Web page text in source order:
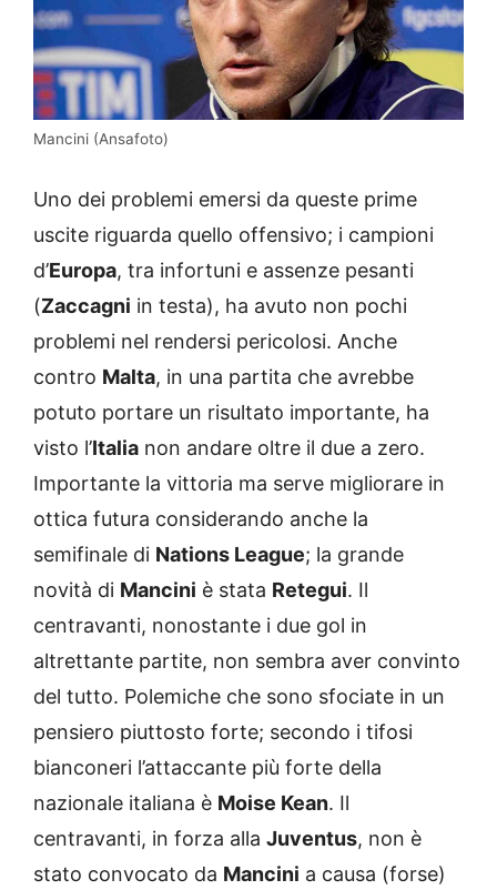
Mancini (Ansafoto)
Uno dei problemi emersi da queste prime
uscite riguarda quello offensivo; i campioni
d’Europa, tra infortuni e assenze pesanti
(Zaccagni in testa), ha avuto non pochi
problemi nel rendersi pericolosi. Anche
contro Malta, in una partita che avrebbe
potuto portare un risultato importante, ha
visto l’Italia non andare oltre il due a zero.
Importante la vittoria ma serve migliorare in
ottica futura considerando anche la
semifinale di Nations League; la grande
novità di Mancini è stata Retegui. Il
centravanti, nonostante i due gol in
altrettante partite, non sembra aver convinto
del tutto. Polemiche che sono sfociate in un
pensiero piuttosto forte; secondo i tifosi
bianconeri l’attaccante più forte della
nazionale italiana è Moise Kean. Il
centravanti, in forza alla Juventus, non è
stato convocato da Mancini a causa (forse)